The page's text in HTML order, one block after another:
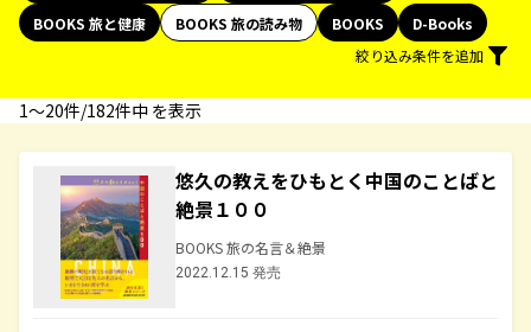
BOOKS 旅と健康
BOOKS 旅の読み物 BOOKS
D-Books
絞り込み条件を追加
1〜20件/182件中 を表示
悠久の教えをひもとく中国のことばと
絶景１００
BOOKS 旅の名言＆絶景
2022.12.15 発売